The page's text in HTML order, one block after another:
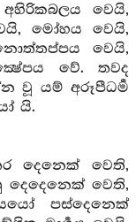
වෙයි,
මෝහය වෙයි,
වෙයි,
වේ. තවද
වූ යම් අරූපීධර්‍ම
යි.
දෙනෙක් වෙති,
වෙති,
පස්දෙනෙක්